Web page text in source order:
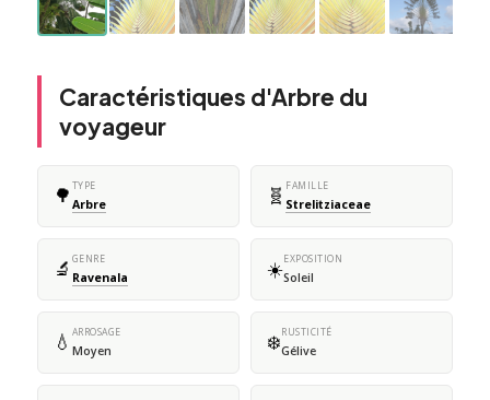
Caractéristiques d'Arbre du
voyageur
🌳 TYPE
Arbre 🧬 FAMILLE
Strelitziaceae
🔬 GENRE
Ravenala ☀️EXPOSITION
Soleil
💧 ARROSAGE
Moyen ❄️RUSTICITÉ
Gélive